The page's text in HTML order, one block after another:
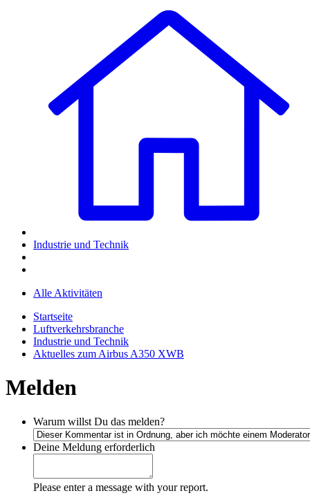
Industrie und Technik
Alle Aktivitäten
Startseite
Luftverkehrsbranche
Industrie und Technik
Aktuelles zum Airbus A350 XWB
Melden
Warum willst Du das melden?
Deine Meldung erforderlich
Please enter a message with your report.